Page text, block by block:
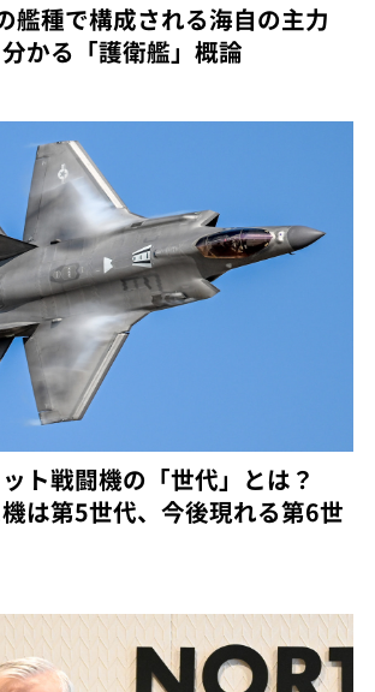
艦種で構成される海自の主力
かる「護衛艦」概論
ト戦闘機の「世代」とは？
は第5世代、今後現れる第6世